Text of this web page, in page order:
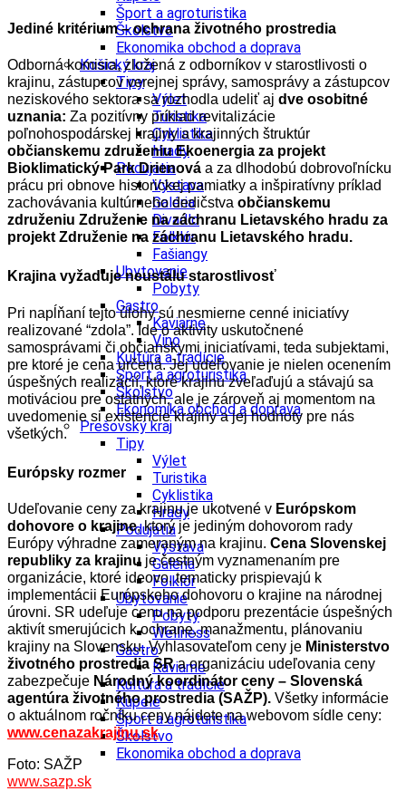
Šport a agroturistika
Školstvo
Ekonomika obchod a doprava
Košický kraj
Tipy
Výlet
Turistika
Cyklistika
Hrady
Podujatia
Výstava
Galéria
Divadlo
Folklór
Fašiangy
Ubytovanie
Pobyty
Gastro
Kaviarne
Víno
Kultúra a tradície
Šport a agroturistika
Školstvo
Ekonomika obchod a doprava
Prešovský kraj
Tipy
Výlet
Turistika
Cyklistika
Hrady
Podujatia
Výstava
Galéria
Folklór
Ubytovanie
Pobyty
Wellness
Gastro
Kaviarne
Kultúra a tradície
Kúpele
Šport a agroturistika
Školstvo
Ekonomika obchod a doprava
Jediné kritérium – ochrana životného prostredia
Odborná komisia, zložená z odborníkov v starostlivosti o
krajinu, zástupcov verejnej správy, samosprávy a zástupcov
neziskového sektora sa rozhodla udeliť aj dve osobitné
uznania: Za pozitívny príklad revitalizácie
poľnohospodárskej krajiny a krajinných štruktúr
občianskemu združeniu Ekoenergia za projekt
Bioklimatický Park Drienová a za dlhodobú dobrovoľnícku
prácu pri obnove historickej pamiatky a inšpiratívny príklad
zachovávania kultúrneho dedičstva občianskemu
združeniu Združenie na záchranu Lietavského hradu za
projekt Združenie na záchranu Lietavského hradu.
Krajina vyžaduje neustálu starostlivosť
Pri napĺňaní tejto úlohy sú nesmierne cenné iniciatívy
realizované “zdola”. Ide o aktivity uskutočnené
samosprávami či občianskymi iniciatívami, teda subjektami,
pre ktoré je cena určená. Jej udeľovanie je nielen ocenením
úspešných realizácií, ktoré krajinu zveľaďujú a stávajú sa
motiváciou pre ostatných, ale je zároveň aj momentom na
uvedomenie si existencie krajiny a jej hodnoty pre nás
všetkých.
Európsky rozmer
Udeľovanie ceny za krajinu je ukotvené v Európskom
dohovore o krajine, ktorý je jediným dohovorom rady
Európy výhradne zameraným na krajinu. Cena Slovenskej
republiky za krajinu je čestným vyznamenaním pre
organizácie, ktoré ideovo, tematicky prispievajú k
implementácii Európskeho dohovoru o krajine na národnej
úrovni. SR udeľuje cenu na podporu prezentácie úspešných
aktivít smerujúcich k ochrane, manažmentu, plánovaniu
krajiny na Slovensku. Vyhlasovateľom ceny je Ministerstvo
životného prostredia SRa organizáciu udeľovania ceny
zabezpečuje Národný koordinátor ceny – Slovenská
agentúra životného prostredia (SAŽP). Všetky informácie
o aktuálnom ročníku ceny nájdete na webovom sídle ceny:
www.cenazakrajinu.sk
Foto: SAŽP
www.sazp.sk